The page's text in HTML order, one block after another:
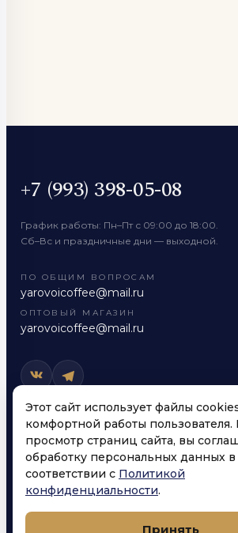
+7 (993) 398-05-08
График работы: Пн–Пт с 09:00 до 18:00.
Сб–Вс и праздничные дни — выходной.
ПО ОБЩИМ ВОПРОСАМ
yarovoicoffee@mail.ru
ОПТОВЫЙ МАГАЗИН
yarovoicoffee@mail.ru
РЕКВИЗИТЫ КОМПАНИИ
Яровой Александр
АДРЕС
Луговая улица, 1А,
Этот сайт использует файлы
комфортной работы
просмотр страниц сайта, вы
обработку персональных данных в
соответствии с Политикой
конфиденциальности.
Принять